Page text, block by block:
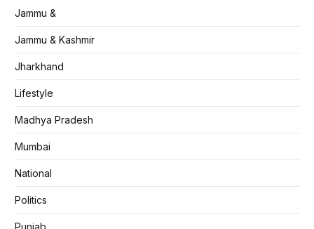
Jammu &
Jammu & Kashmir
Jharkhand
Lifestyle
Madhya Pradesh
Mumbai
National
Politics